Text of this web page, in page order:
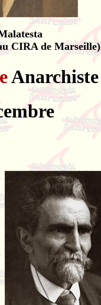
CIRA de Marseille)
Anarchiste